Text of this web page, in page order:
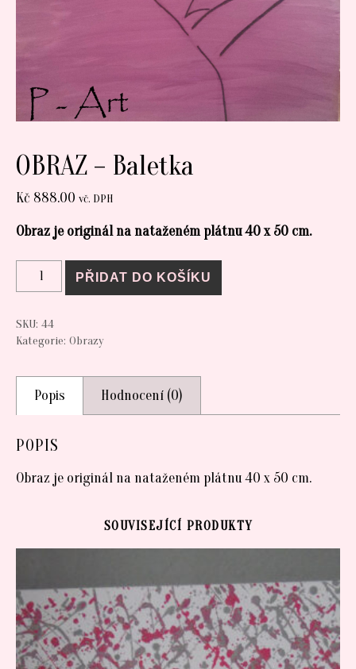
OBRAZ – Baletka
Kč 888.00 vč. DPH
Obraz je originál na nataženém plátnu 40 x 50 cm.
OBRAZ - Baletka množství
PŘIDAT DO KOŠÍKU
SKU: 44
Kategorie: Obrazy
Popis Hodnocení (0)
POPIS
Obraz je originál na nataženém plátnu 40 x 50 cm.
SOUVISEJÍCÍ PRODUKTY